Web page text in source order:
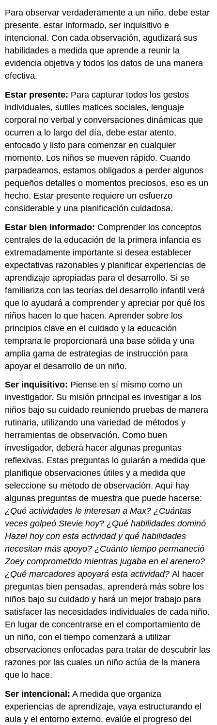
Para observar verdaderamente a un niño, debe estar
presente, estar informado, ser inquisitivo e
intencional. Con cada observación, agudizará sus
habilidades a medida que aprende a reunir la
evidencia objetiva y todos los datos de una manera
efectiva.
Estar presente: Para capturar todos los gestos
individuales, sutiles matices sociales, lenguaje
corporal no verbal y conversaciones dinámicas que
ocurren a lo largo del día, debe estar atento,
enfocado y listo para comenzar en cualquier
momento. Los niños se mueven rápido. Cuando
parpadeamos, estamos obligados a perder algunos
pequeños detalles o momentos preciosos, eso es un
hecho. Estar presente requiere un esfuerzo
considerable y una planificación cuidadosa.
Estar bien informado: Comprender los conceptos
centrales de la educación de la primera infancia es
extremadamente importante si desea establecer
expectativas razonables y planificar experiencias de
aprendizaje apropiadas para el desarrollo. Si se
familiariza con las teorías del desarrollo infantil verá
que lo ayudará a comprender y apreciar por qué los
niños hacen lo que hacen. Aprender sobre los
principios clave en el cuidado y la educación
temprana le proporcionará una base sólida y una
amplia gama de estrategias de instrucción para
apoyar el desarrollo de un niño.
Ser inquisitivo: Piense en sí mismo como un
investigador. Su misión principal es investigar a los
niños bajo su cuidado reuniendo pruebas de manera
rutinaria, utilizando una variedad de métodos y
herramientas de observación. Como buen
investigador, deberá hacer algunas preguntas
reflexivas. Estas preguntas lo guiarán a medida que
planifique observaciones útiles y a medida que
seleccione su método de observación. Aquí hay
algunas preguntas de muestra que puede hacerse:
¿Qué actividades le interesan a Max? ¿Cuántas
veces golpeó Stevie hoy?¿Qué habilidades dominó
Hazel hoy con esta actividad y qué habilidades
necesitan más apoyo? ¿Cuánto tiempo permaneció
Zoey comprometido mientras jugaba en el arenero?
¿Qué marcadores apoyará esta actividad?Al hacer
preguntas bien pensadas, aprenderá más sobre los
niños bajo su cuidado y hará un mejor trabajo para
satisfacer las necesidades individuales de cada niño.
En lugar de concentrarse en el comportamiento de
un niño, con el tiempo comenzará a utilizar
observaciones enfocadas para tratar de descubrir las
razones por las cuales un niño actúa de la manera
que lo hace.
Ser intencional: A medida que organiza
experiencias de aprendizaje, vaya estructurando el
aula y el entorno externo, evalúe el progreso del